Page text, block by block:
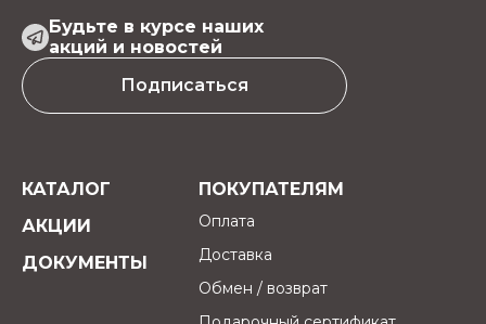
Будьте в курсе наших
акций и новостей
Подписаться
КАТАЛОГ
АКЦИИ
ДОКУМЕНТЫ
ПОКУПАТЕЛЯМ
Оплата
Доставка
Обмен / возврат